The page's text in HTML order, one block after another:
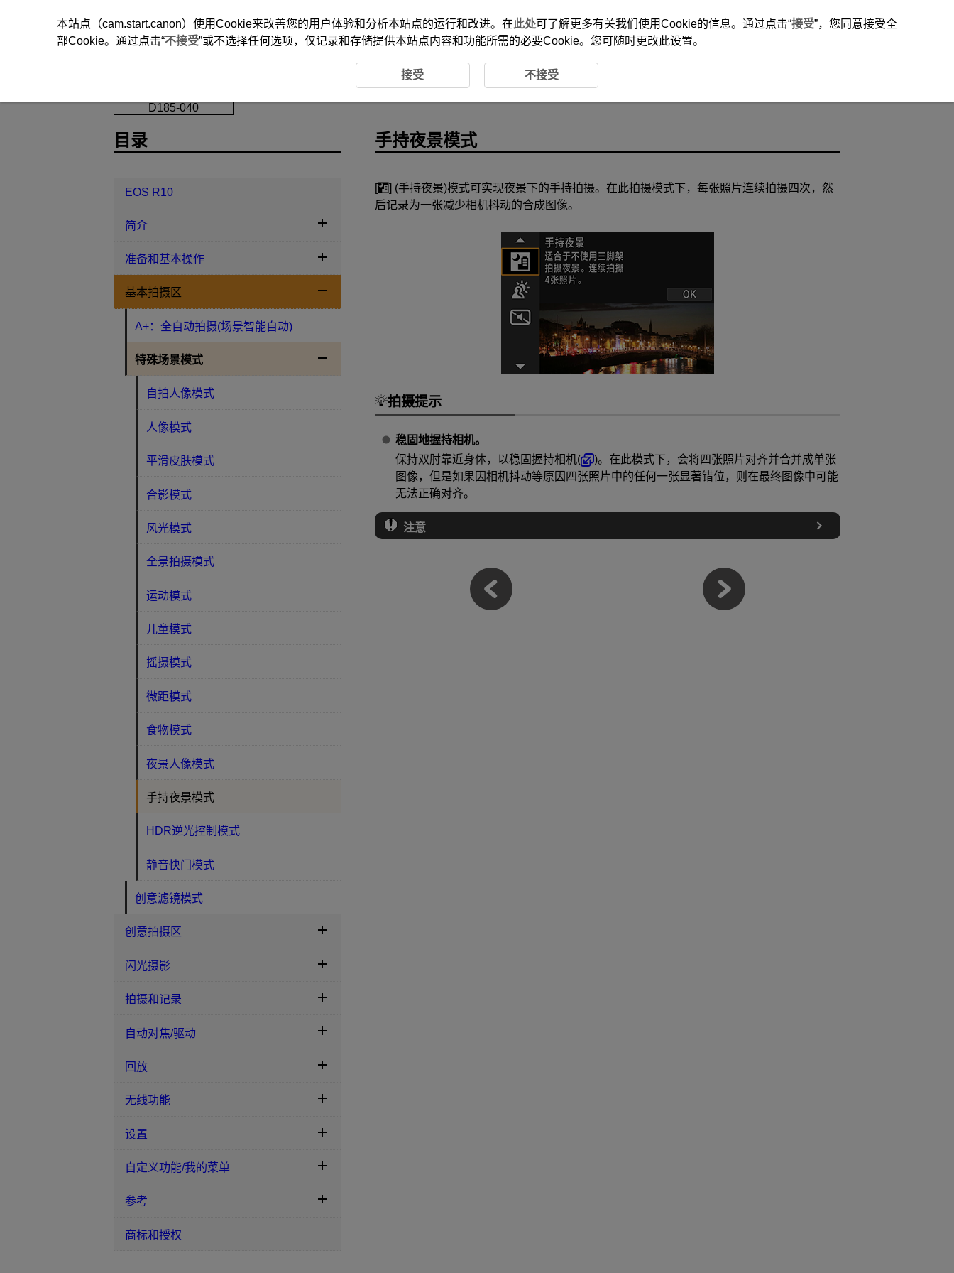
手持夜景模式
D185-040
手持夜景模式
[ ] (手持夜景)模式可实现夜景下的手持拍摄。在此拍摄模式下，每张照片连续拍摄四次，然
后记录为一张减少相机抖动的合成图像。
拍摄提示
稳固地握持相机。
保持双肘靠近身体，以稳固握持相机(
)。在此模式下，会将四张照片对齐并合并成单张
图像，但是如果因相机抖动等原因四张照片中的任何一张显著错位，则在最终图像中可能
无法正确对齐。
注意
目录
EOS R10
简介
准备和基本操作
基本拍摄区
A+：全自动拍摄(场景智能自动)
特殊场景模式
自拍人像模式
人像模式
平滑皮肤模式
合影模式
风光模式
全景拍摄模式
运动模式
儿童模式
摇摄模式
微距模式
食物模式
夜景人像模式
手持夜景模式
HDR逆光控制模式
静音快门模式
创意滤镜模式
创意拍摄区
闪光摄影
拍摄和记录
自动对焦/驱动
回放
无线功能
设置
自定义功能/我的菜单
参考
商标和授权
本站点（cam.start.canon）使用Cookie来改善您的用户体验和分析本站点的运行和改进。在此处可了解更多有关我们使用Cookie的信息。通过点击“接受”，您同意接受全
部Cookie。通过点击“不接受”或不选择任何选项，仅记录和存储提供本站点内容和功能所需的必要Cookie。您可随时更改此设置。
接受 不接受